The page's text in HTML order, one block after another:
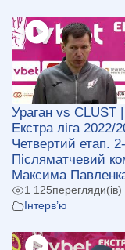
Ураган vs CLUST
Екстра ліга 2022/
Четвертий етап.
Післяматчевий
Максима
1 125перегляди(ів)
Інтерв’ю